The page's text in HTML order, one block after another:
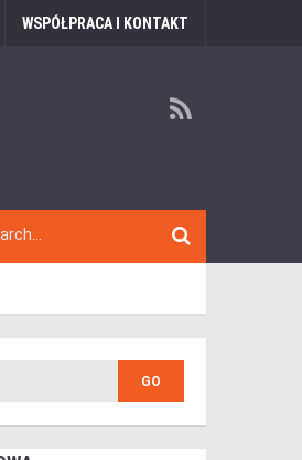
WSPÓŁPRACA I KONTAKT